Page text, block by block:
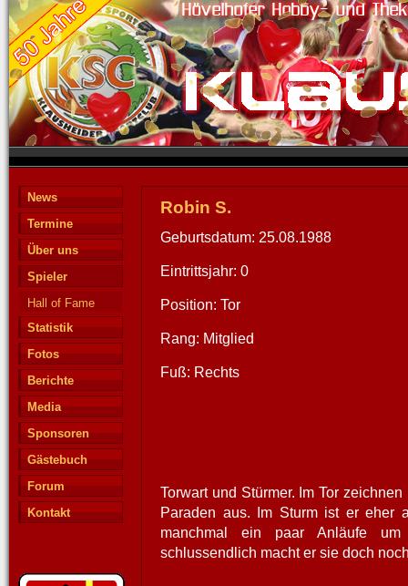
News
Termine
Über uns
Spieler
Hall of Fame
Statistik
Fotos
Berichte
Media
Sponsoren
Gästebuch
Forum
Kontakt
Robin S.
Geburtsdatum: 25.08.1988
Eintrittsjahr: 0
Position: Tor
Rang: Mitglied
Fuß: Rechts
Torwart und Stürmer. Im Tor
Paraden aus. Im Sturm ist er eher
manchmal ein paar Anläufe
schlussendlich macht er sie doch